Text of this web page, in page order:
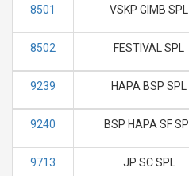
8501 VSKP GIMB SPL
8502 FESTIVAL SPL
9239 HAPA BSP SPL
9240 BSP HAPA SF SPL
9713 JP SC SPL